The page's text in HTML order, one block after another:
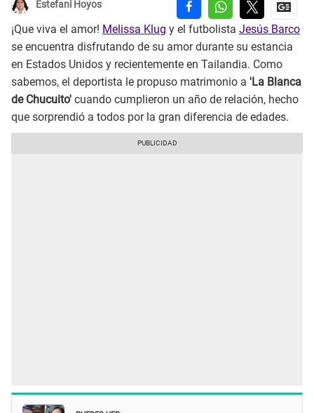
Estefani Hoyos
¡Que viva el amor! Melissa Klug y el futbolista Jesús Barco
se encuentra disfrutando de su amor durante su estancia
en Estados Unidos y recientemente en Tailandia. Como
sabemos, el deportista le propuso matrimonio a 'La Blanca
de Chucuito' cuando cumplieron un año de relación, hecho
que sorprendió a todos por la gran diferencia de edades.